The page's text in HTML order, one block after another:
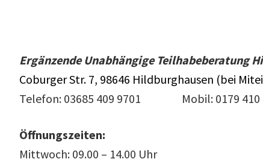
Ergänzende Unabhängige Teilhabeberatung
Coburger Str. 7, 98646 Hildburghausen (bei
Telefon: 03685 409 9701 Mobil: 0179 410
Öffnungszeiten:
Mittwoch: 09.00 – 14.00 Uhr